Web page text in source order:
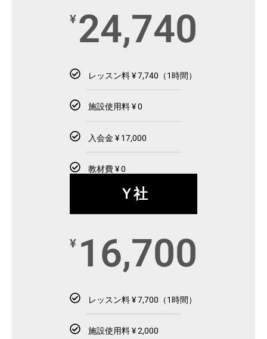
¥ 24,740
レッスン料 ¥ 7,740（1時間）
施設使用料 ¥ 0
入会金 ¥ 17,000
教材費 ¥ 0
Ｙ社
¥ 16,700
レッスン料 ¥ 7,700（1時間）
施設使用料 ¥ 2,000